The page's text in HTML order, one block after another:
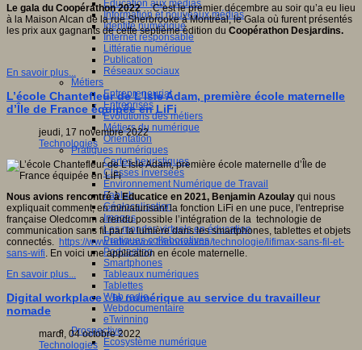
Education aux médias
Information et nouveaux médias
Identité numérique
Internet responsable
Littératie numérique
Publication
Réseaux sociaux
Métiers
Entrepreneuriat
Entreprises
Evolutions des métiers
Métiers du numérique
Orientation
Pratiques numériques
Cartes heuristiques
Classes inversées
Environnement Numérique de Travail
Fablab
Géolocalisation
Images
Les mondes virtuels en éducation
Pratiques collaboratives
Podcasting
Smartphones
Tableaux numériques
Tablettes
Web radio
Webdocumentaire
eTwinning
Prospective
Ecosystème numérique
Le gala du Coopérathon 2022…C’est le premier décembre au soir qu’a eu lieu
à la Maison Alcan de la rue Sherbrooke à Montréal, le Gala où furent présentés
les prix aux gagnants de cette septième édition du Coopérathon Desjardins.
En savoir plus...
L’école Chantefleur de L’Isle Adam, première école maternelle
d’Île de France équipée en LiFi
jeudi, 17 novembre 2022
Technologies
Nous avions rencontré à Educatice en 2021, Benjamin Azoulay qui nous
expliquait comment, en miniaturisant la fonction LiFi en une puce, l'entreprise
française Oledcomm a rendu possible l’intégration de la technologie de
communication sans fil par la lumière dans les smartphones, tablettes et objets
connectés. https://www.educavox.fr/innovation/technologie/lifimax-sans-fil-et-
sans-wifi. En voici une application en école maternelle.
En savoir plus...
Digital workplace : le numérique au service du travailleur
nomade
mardi, 04 octobre 2022
Technologies